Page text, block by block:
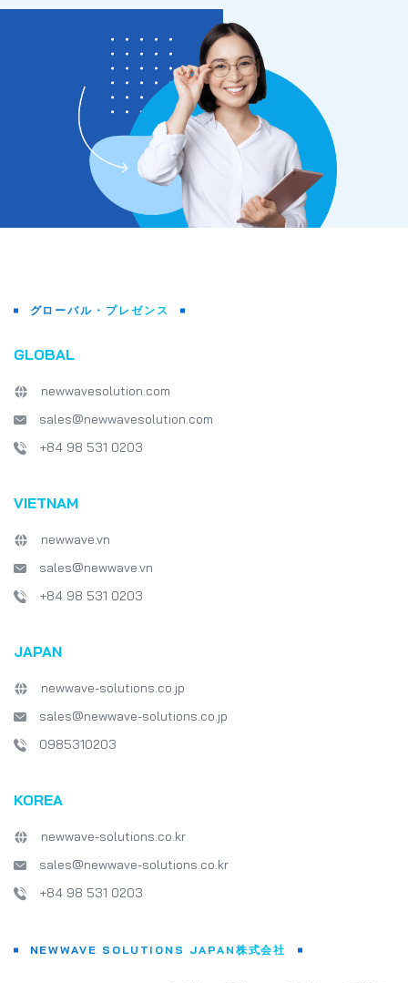
グローバル・プレゼンス
GLOBAL
newwavesolution.com
sales@newwavesolution.com
+84 98 531 0203
VIETNAM
newwave.vn
sales@newwave.vn
+84 98 531 0203
JAPAN
newwave-solutions.co.jp
sales@newwave-solutions.co.jp
0985310203
KOREA
newwave-solutions.co.kr
sales@newwave-solutions.co.kr
+84 98 531 0203
NEWWAVE SOLUTIONS JAPAN株式会社